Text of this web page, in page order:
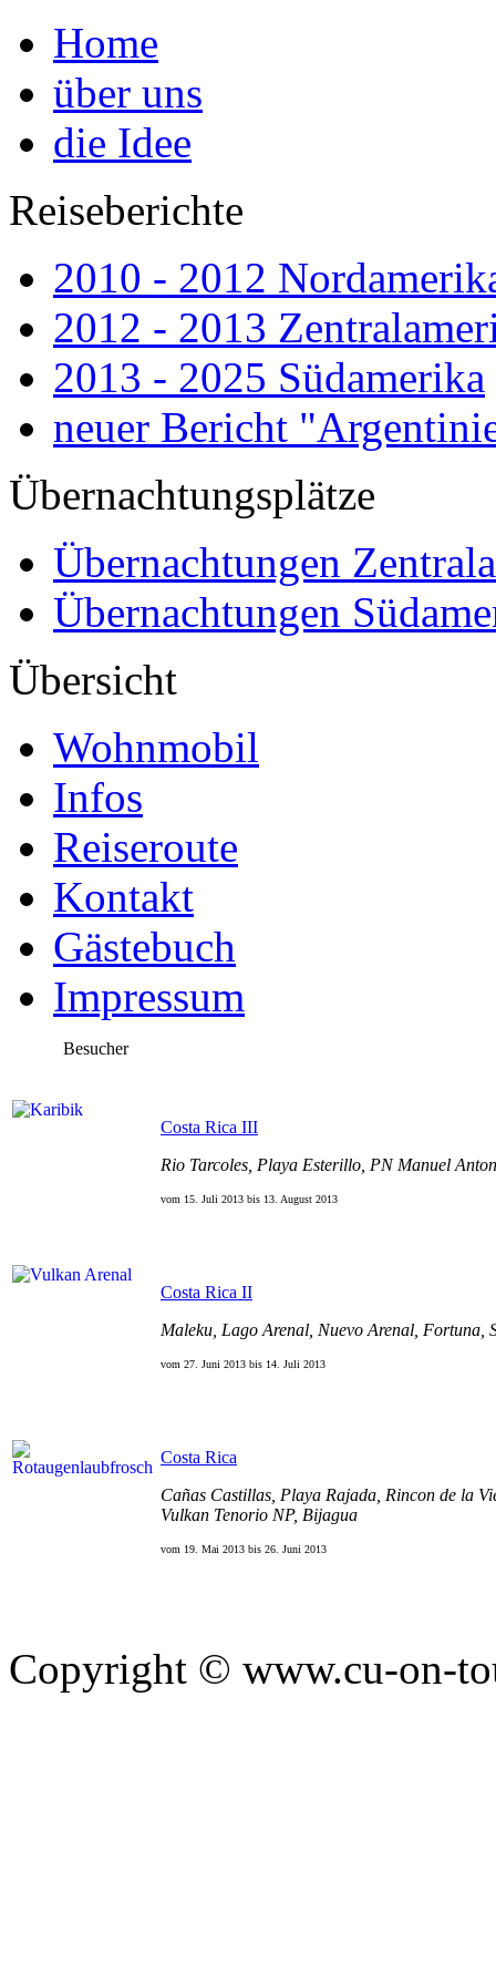
Home
über uns
die Idee
Reiseberichte
2010 - 2012
2012 - 2013
2013 - 2025 Südamerika
neuer Bericht
Übernachtungsplätze
Übernachtungen
Übernachtungen
Übersicht
Wohnmobil
Infos
Reiseroute
Kontakt
Gästebuch
Impressum
Besucher
Costa Rica III
Rio Tarcoles, Playa Esterillo, PN Manuel
vom 15. Juli 2013 bis 13. August 2013
Costa Rica II
Maleku, Lago Arenal, Nuevo Arenal, Fortuna,
vom 27. Juni 2013 bis 14. Juli 2013
Costa Rica
Cañas Castillas, Playa Rajada, Rincon de la
Vulkan Tenorio NP, Bijagua
vom 19. Mai 2013 bis 26. Juni 2013
Copyright © www.cu-on-